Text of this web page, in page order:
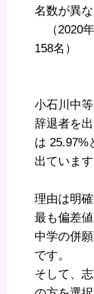
名数が異な
（2020年
158名）
小石川中
辞退者を
は 25.97%
出ています
理由は明
最も偏差
中学の併
です。
そして、